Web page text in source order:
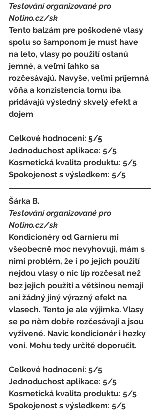
Testování organizované pro
Notino.cz/sk
Tento balzám pre poškodené vlasy
spolu so šamponom je must have
na leto, vlasy po použití ostanú
jemné, a veľmi ľahko sa
rozčesávajú. Navyše, veľmi príjemná
vôňa a konzistencia tomu iba
pridávajú výsledný skvelý efekt a
dojem
Celkové hodnocení: 5/5
Jednoduchost aplikace: 5/5
Kosmetická kvalita produktu: 5/5
Spokojenost s výsledkem: 5/5
Šárka B.
Testování organizované pro
Notino.cz/sk
Kondicionéry od Garnieru mi
všeobecně moc nevyhovují, mám s
nimi problém, že i po jejich použití
nejdou vlasy o nic líp rozčesat než
bez jejich použití a většinou nemají
ani žádný jiný výrazný efekt na
vlasech. Tento je ale výjimka. Vlasy
se po něm dobře rozčesávají a jsou
vyživené. Navíc kondicionér i hezky
voní. Mohu tedy určitě doporučit.
Celkové hodnocení: 5/5
Jednoduchost aplikace: 5/5
Kosmetická kvalita produktu: 5/5
Spokojenost s výsledkem: 5/5